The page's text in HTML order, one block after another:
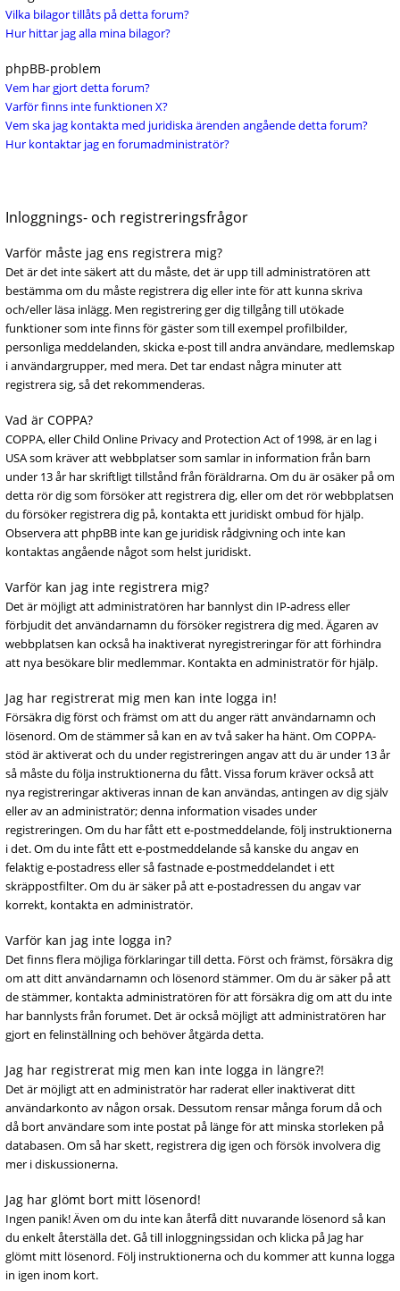
Vilka bilagor tillåts på detta forum?
Hur hittar jag alla mina bilagor?
phpBB-problem
Vem har gjort detta forum?
Varför finns inte funktionen X?
Vem ska jag kontakta med juridiska ärenden angående detta forum?
Hur kontaktar jag en forumadministratör?
Inloggnings- och registreringsfrågor
Varför måste jag ens registrera mig?
Det är det inte säkert att du måste, det är upp till administratören att
bestämma om du måste registrera dig eller inte för att kunna skriva
och/eller läsa inlägg. Men registrering ger dig tillgång till utökade
funktioner som inte finns för gäster som till exempel profilbilder,
personliga meddelanden, skicka e-post till andra användare, medlemskap
i användargrupper, med mera. Det tar endast några minuter att
registrera sig, så det rekommenderas.
Vad är COPPA?
COPPA, eller Child Online Privacy and Protection Act of 1998, är en lag i
USA som kräver att webbplatser som samlar in information från barn
under 13 år har skriftligt tillstånd från föräldrarna. Om du är osäker på om
detta rör dig som försöker att registrera dig, eller om det rör webbplatsen
du försöker registrera dig på, kontakta ett juridiskt ombud för hjälp.
Observera att phpBB inte kan ge juridisk rådgivning och inte kan
kontaktas angående något som helst juridiskt.
Varför kan jag inte registrera mig?
Det är möjligt att administratören har bannlyst din IP-adress eller
förbjudit det användarnamn du försöker registrera dig med. Ägaren av
webbplatsen kan också ha inaktiverat nyregistreringar för att förhindra
att nya besökare blir medlemmar. Kontakta en administratör för hjälp.
Jag har registrerat mig men kan inte logga in!
Försäkra dig först och främst om att du anger rätt användarnamn och
lösenord. Om de stämmer så kan en av två saker ha hänt. Om COPPA-
stöd är aktiverat och du under registreringen angav att du är under 13 år
så måste du följa instruktionerna du fått. Vissa forum kräver också att
nya registreringar aktiveras innan de kan användas, antingen av dig själv
eller av an administratör; denna information visades under
registreringen. Om du har fått ett e-postmeddelande, följ instruktionerna
i det. Om du inte fått ett e-postmeddelande så kanske du angav en
felaktig e-postadress eller så fastnade e-postmeddelandet i ett
skräppostfilter. Om du är säker på att e-postadressen du angav var
korrekt, kontakta en administratör.
Varför kan jag inte logga in?
Det finns flera möjliga förklaringar till detta. Först och främst, försäkra dig
om att ditt användarnamn och lösenord stämmer. Om du är säker på att
de stämmer, kontakta administratören för att försäkra dig om att du inte
har bannlysts från forumet. Det är också möjligt att administratören har
gjort en felinställning och behöver åtgärda detta.
Jag har registrerat mig men kan inte logga in längre?!
Det är möjligt att en administratör har raderat eller inaktiverat ditt
användarkonto av någon orsak. Dessutom rensar många forum då och
då bort användare som inte postat på länge för att minska storleken på
databasen. Om så har skett, registrera dig igen och försök involvera dig
mer i diskussionerna.
Jag har glömt bort mitt lösenord!
Ingen panik! Även om du inte kan återfå ditt nuvarande lösenord så kan
du enkelt återställa det. Gå till inloggningssidan och klicka på Jag har
glömt mitt lösenord. Följ instruktionerna och du kommer att kunna logga
in igen inom kort.